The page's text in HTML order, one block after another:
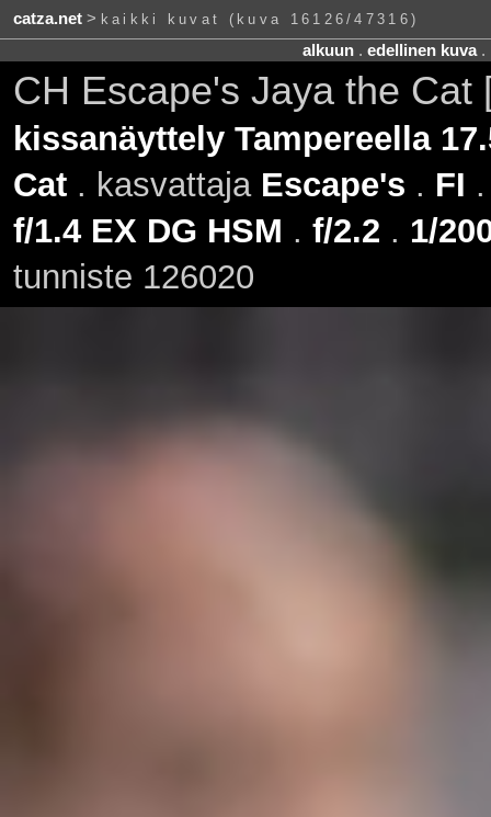
catza.net> kaikki kuvat (kuva 16126/47316)
alkuun. edellinen kuva.
CH Escape's Jaya the
kissanäyttely Tampereella
Cat. kasvattaja Escape's . FI
f/1.4 EX DG HSM . f/2.2 . 1/
tunniste 126020